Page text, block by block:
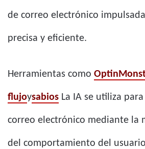
de correo electrónico
precisa y eficiente.
Herramientas como
flujoysabios La IA se utiliza
correo electrónico mediante la
del comportamiento del